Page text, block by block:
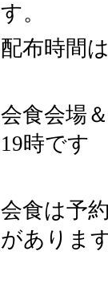
す。
配布時間
会食会場
19時です
会食は予
がありま